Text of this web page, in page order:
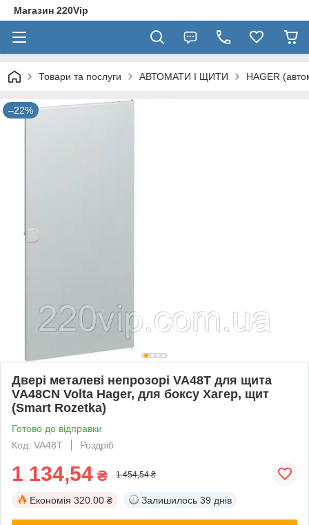
Магазин 220Vip
Товари та послуги АВТОМАТИ І ЩИТИ HAGER
–22%
Двері металеві непрозорі VA48T для щита
VA48CN Volta Hager, для боксу Хагер, щит
(Smart Rozetka)
Готово до відправки
Код: VA48T
Роздріб
1 134,54 ₴ 1 454,54 ₴
Економія 320.00 ₴ Залишилось 39 днів